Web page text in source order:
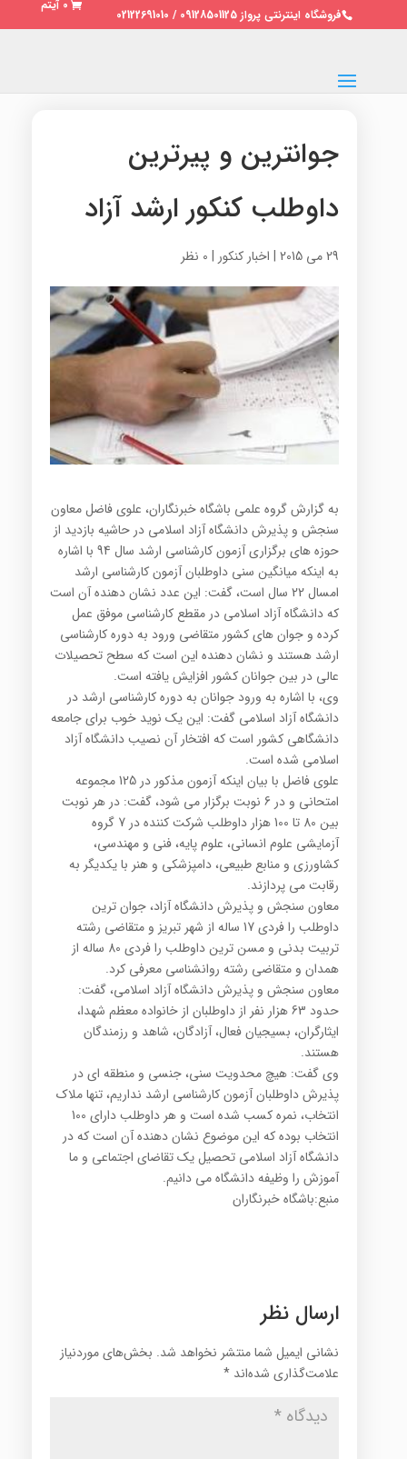
فروشگاه اینترنتی پرواز 09128501125 / 02122691010
0 آیتم
جوانترین و پیرترین
داوطلب کنکور ارشد آزاد
29 می 2015 | اخبار کنکور | 0 نظر
به گزارش گروه علمی باشگاه خبرنگاران، علوی فاضل معاون
سنجش و پذیرش دانشگاه آزاد اسلامی در حاشیه بازدید از
حوزه های برگزاری آزمون کارشناسی ارشد سال 94 با اشاره
به اینکه میانگین سنی داوطلبان آزمون کارشناسی ارشد
امسال 22 سال است، گفت: این عدد نشان دهنده آن است
که دانشگاه آزاد اسلامی در مقطع کارشناسی موفق عمل
کرده و جوان های کشور متقاضی ورود به دوره کارشناسی
ارشد هستند و نشان دهنده این است که سطح تحصیلات
عالی در بین جوانان کشور افزایش یافته است.
وی، با اشاره به ورود جوانان به دوره کارشناسی ارشد در
دانشگاه آزاد اسلامی گفت: این یک نوید خوب برای جامعه
دانشگاهی کشور است که افتخار آن نصیب دانشگاه آزاد
اسلامی شده است.
علوی فاضل با بیان اینکه آزمون مذکور در 125 مجموعه
امتحانی و در 6 نوبت برگزار می شود، گفت: در هر نوبت
بین 80 تا 100 هزار داوطلب شرکت کننده در 7 گروه
آزمایشی علوم انسانی، علوم پایه، فنی و مهندسی،
کشاورزی و منابع طبیعی، دامپزشکی و هنر با یکدیگر به
رقابت می پردازند.
معاون سنجش و پذیرش دانشگاه آزاد، جوان ترین
داوطلب را فردی 17 ساله از شهر تبریز و متقاضی رشته
تربیت بدنی و مسن ترین داوطلب را فردی 80 ساله از
همدان و متقاضی رشته روانشناسی معرفی کرد.
معاون سنجش و پذیرش دانشگاه آزاد اسلامی، گفت:
حدود 63 هزار نفر از داوطلبان از خانواده معظم شهدا،
ایثارگران، بسیجیان فعال، آزادگان، شاهد و رزمندگان
هستند.
وی گفت: هیچ محدویت سنی، جنسی و منطقه ای در
پذیرش داوطلبان آزمون کارشناسی ارشد نداریم، تنها ملاک
انتخاب، نمره کسب شده است و هر داوطلب دارای 100
انتخاب بوده که این موضوع نشان دهنده آن است که در
دانشگاه آزاد اسلامی تحصیل یک تقاضای اجتماعی و ما
آموزش را وظیفه دانشگاه می دانیم.
منبع:باشگاه خبرنگاران
ارسال نظر
نشانی ایمیل شما منتشر نخواهد شد. بخش‌های موردنیاز
علامت‌گذاری شده‌اند *